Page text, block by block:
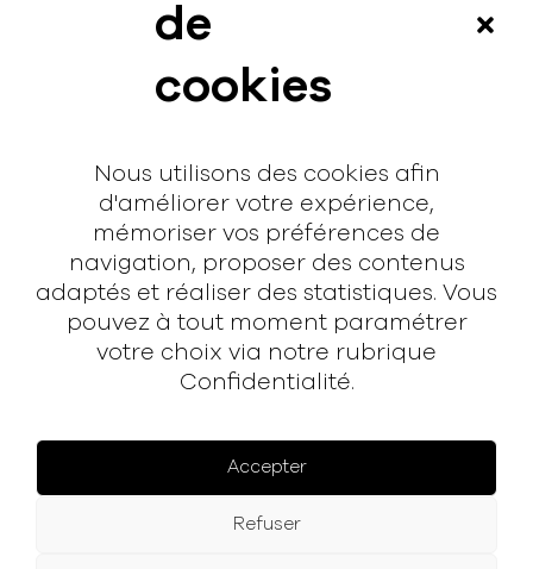
de
cookies
Nous utilisons des cookies afin
d'améliorer votre expérience,
mémoriser vos préférences de
navigation, proposer des contenus
adaptés et réaliser des statistiques. Vous
pouvez à tout moment paramétrer
votre choix via notre rubrique
Confidentialité.
Accepter
Refuser
Interview
Contact
hello@rodmusic.fr
SubmitHub
Groover
À propos
Mentions légales